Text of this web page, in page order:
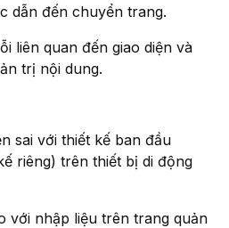
dẫn đến chuyển trang.
liên quan đến giao diện và
trị nội dung.
sai với thiết kế ban đầu
riêng) trên thiết bị di động
với nhập liệu trên trang quản